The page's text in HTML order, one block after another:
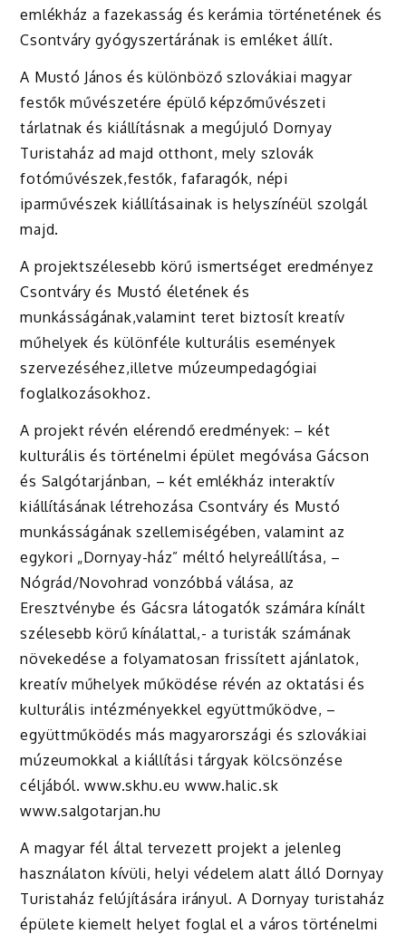
emlékház a fazekasság és kerámia történetének és
Csontváry gyógyszertárának is emléket állít.
A Mustó János és különböző szlovákiai magyar
festők művészetére épülő képzőművészeti
tárlatnak és kiállításnak a megújuló Dornyay
Turistaház ad majd otthont, mely szlovák
fotóművészek,festők, fafaragók, népi
iparművészek kiállításainak is helyszínéül szolgál
majd.
A projektszélesebb körű ismertséget eredményez
Csontváry és Mustó életének és
munkásságának,valamint teret biztosít kreatív
műhelyek és különféle kulturális események
szervezéséhez,illetve múzeumpedagógiai
foglalkozásokhoz.
A projekt révén elérendő eredmények: – két
kulturális és történelmi épület megóvása Gácson
és Salgótarjánban, – két emlékház interaktív
kiállításának létrehozása Csontváry és Mustó
munkásságának szellemiségében, valamint az
egykori „Dornyay-ház” méltó helyreállítása, –
Nógrád/Novohrad vonzóbbá válása, az
Eresztvénybe és Gácsra látogatók számára kínált
szélesebb körű kínálattal,- a turisták számának
növekedése a folyamatosan frissített ajánlatok,
kreatív műhelyek működése révén az oktatási és
kulturális intézményekkel együttműködve, –
együttműködés más magyarországi és szlovákiai
múzeumokkal a kiállítási tárgyak kölcsönzése
céljából. www.skhu.eu www.halic.sk
www.salgotarjan.hu
A magyar fél által tervezett projekt a jelenleg
használaton kívüli, helyi védelem alatt álló Dornyay
Turistaház felújítására irányul. A Dornyay turistaház
épülete kiemelt helyet foglal el a város történelmi